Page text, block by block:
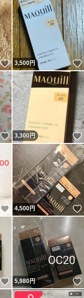
いいね！
3,500円
いいね！
3,300 円
いいね！
4,500円
いいね！
5,980円